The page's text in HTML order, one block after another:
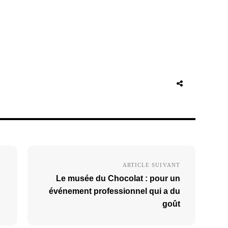
ARTICLE SUIVANT
Le musée du Chocolat : pour un
événement professionnel qui a du
goût